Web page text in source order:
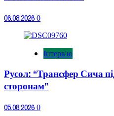
06.08.2026 0
Інтерв'ю
Русол: “Трансфер Сича
сторонам”
05.08.2026 0